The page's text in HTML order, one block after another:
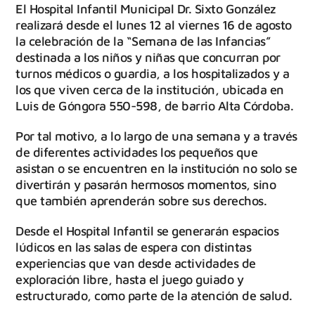
El Hospital Infantil Municipal Dr. Sixto González
realizará desde el lunes 12 al viernes 16 de agosto
la celebración de la “Semana de las Infancias”
destinada a los niños y niñas que concurran por
turnos médicos o guardia, a los hospitalizados y a
los que viven cerca de la institución, ubicada en
Luis de Góngora 550-598, de barrio Alta Córdoba.
Por tal motivo, a lo largo de una semana y a través
de diferentes actividades los pequeños que
asistan o se encuentren en la institución no solo se
divertirán y pasarán hermosos momentos, sino
que también aprenderán sobre sus derechos.
Desde el Hospital Infantil se generarán espacios
lúdicos en las salas de espera con distintas
experiencias que van desde actividades de
exploración libre, hasta el juego guiado y
estructurado, como parte de la atención de salud.